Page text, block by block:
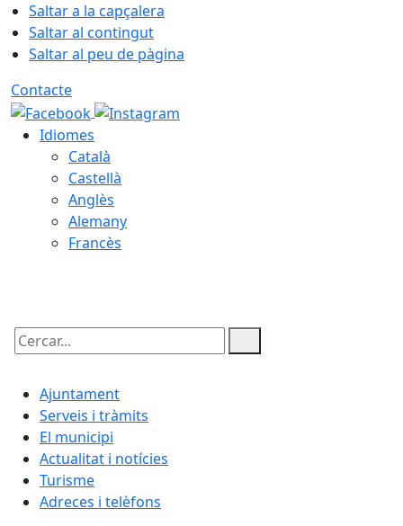
Saltar a la capçalera
Saltar al contingut
Saltar al peu de pàgina
Contacte
Idiomes
Català
Castellà
Anglès
Alemany
Francès
Cercar:
Ajuntament
Serveis i tràmits
El municipi
Actualitat i notícies
Turisme
Adreces i telèfons